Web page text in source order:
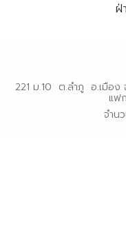
ฝ่
221 ม.10 ต.ลำภู อ.เมือ
แฟ
จำน